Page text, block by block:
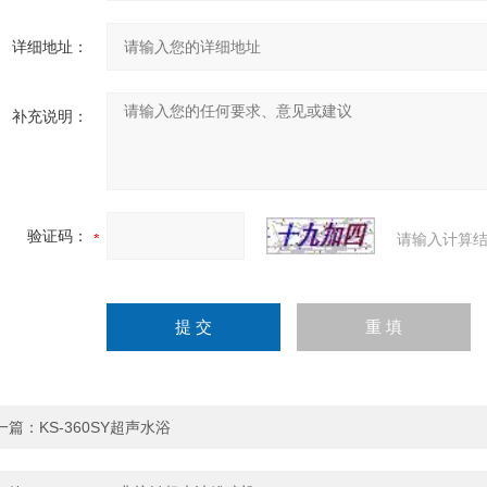
详细地址：
补充说明：
验证码： 请输入计算
篇： KS-360SY超声水浴